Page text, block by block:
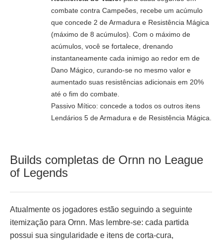
combate contra Campeões, recebe um acúmulo
que concede 2 de Armadura e Resistência Mágica
(máximo de 8 acúmulos). Com o máximo de
acúmulos, você se fortalece, drenando
instantaneamente cada inimigo ao redor em de
Dano Mágico, curando-se no mesmo valor e
aumentado suas resistências adicionais em 20%
até o fim do combate.
Passivo Mítico: concede a todos os outros itens
Lendários 5 de Armadura e de Resistência Mágica.
Builds completas de Ornn no League
of Legends
Atualmente os jogadores estão seguindo a seguinte
itemização para Ornn. Mas lembre-se: cada partida
possui sua singularidade e itens de corta-cura,